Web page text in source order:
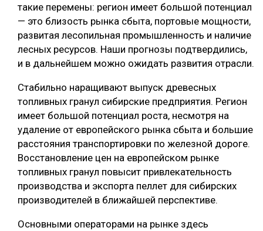
такие перемены: регион имеет большой потенциал
— это близость рынка сбыта, портовые мощности,
развитая лесопильная промышленность и наличие
лесных ресурсов. Наши прогнозы подтвердились,
и в дальнейшем можно ожидать развития отрасли.
Стабильно наращивают выпуск древесных
топливных гранул сибирские предприятия. Регион
имеет большой потенциал роста, несмотря на
удаление от европейского рынка сбыта и большие
расстояния транспортировки по железной дороге.
Восстановление цен на европейском рынке
топливных гранул повысит привлекательность
производства и экспорта пеллет для сибирских
производителей в ближайшей перспективе.
Основными операторами на рынке здесь